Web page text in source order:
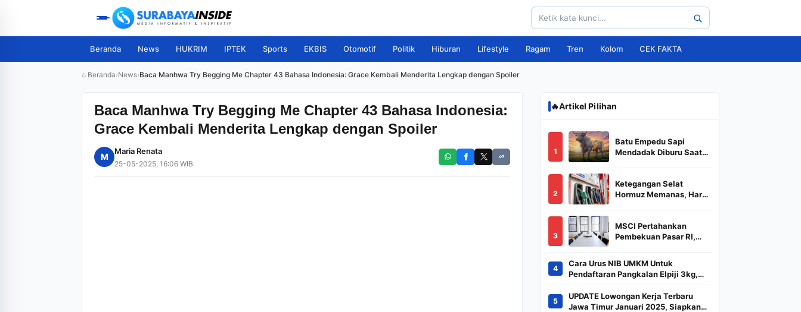
Beranda News HUKRIM IPTEK Sports EKBIS Otomotif Politik Hiburan Lifestyle Ragam Tren Kolom CEK FAKTA
⌂ Beranda›News›Baca Manhwa Try Begging Me Chapter 43 Bahasa Indonesia: Grace Kembali Menderita Lengkap dengan Spoiler
Baca Manhwa Try Begging Me Chapter 43 Bahasa Indonesia:
Grace Kembali Menderita Lengkap dengan Spoiler
M
Maria Renata
25-05-2025, 16:06 WIB
🔥Artikel Pilihan
1
Batu Empedu Sapi
Mendadak Diburu Saat
Puluhan Juta
2
Ketegangan Selat
Hormuz Memanas, Harga
3
MSCI Pertahankan
Pembekuan Pasar RI,
Indeks
4
Cara Urus NIB UMKM Untuk
Pendaftaran Pangkalan Elpiji 3kg,
Kilogram
5
UPDATE Lowongan Kerja Terbaru
Jawa Timur Januari 2025, Siapkan